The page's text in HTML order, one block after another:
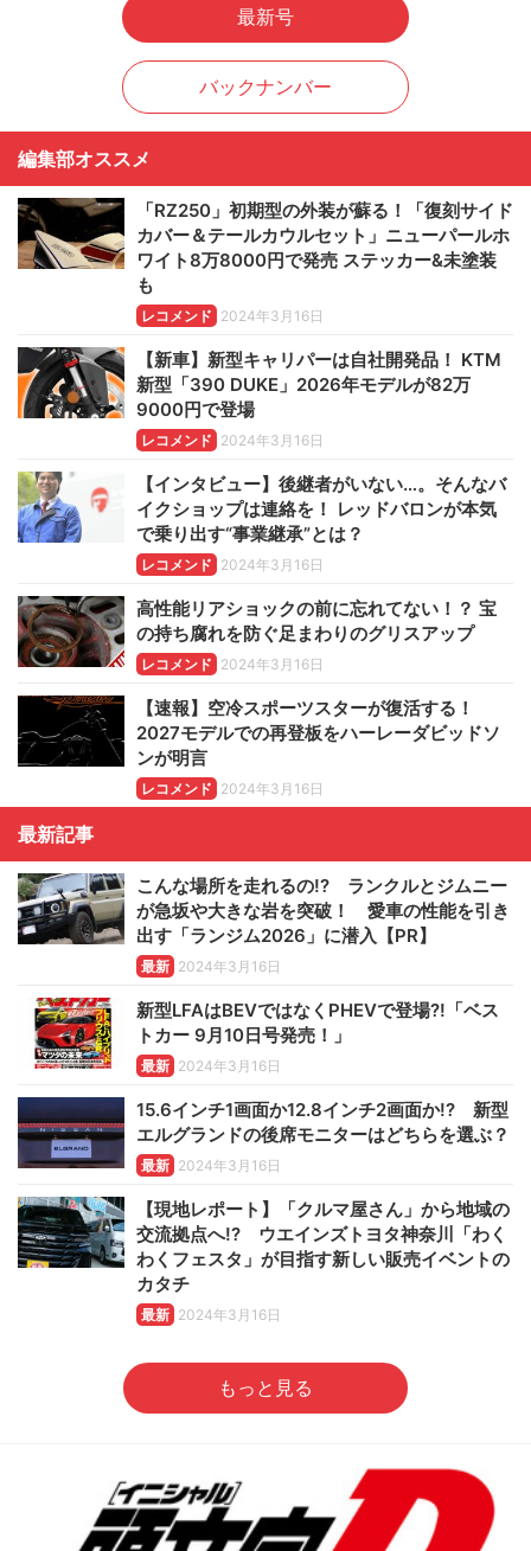
最新号
バックナンバー
編集部オススメ
「RZ250」初期型の外装が蘇る！「復刻サイド
カバー＆テールカウルセット」ニューパールホ
ワイト8万8000円で発売 ステッカー&未塗装
も
レコメンド 2024年3月16日
【新車】新型キャリパーは自社開発品！ KTM
新型「390 DUKE」2026年モデルが82万
9000円で登場
レコメンド 2024年3月16日
【インタビュー】後継者がいない…。そんなバ
イクショップは連絡を！ レッドバロンが本気
で乗り出す“事業継承”とは？
レコメンド 2024年3月16日
高性能リアショックの前に忘れてない！？ 宝
の持ち腐れを防ぐ足まわりのグリスアップ
レコメンド 2024年3月16日
【速報】空冷スポーツスターが復活する！
2027モデルでの再登板をハーレーダビッドソ
ンが明言
レコメンド 2024年3月16日
最新記事
こんな場所を走れるの!? ランクルとジムニー
が急坂や大きな岩を突破！ 愛車の性能を引き
出す「ランジム2026」に潜入【PR】
最新 2024年3月16日
新型LFAはBEVではなくPHEVで登場?!「ベス
トカー 9月10日号発売！」
最新 2024年3月16日
15.6インチ1画面か12.8インチ2画面か!? 新型
エルグランドの後席モニターはどちらを選ぶ？
最新 2024年3月16日
【現地レポート】「クルマ屋さん」から地域の
交流拠点へ!? ウエインズトヨタ神奈川「わく
わくフェスタ」が目指す新しい販売イベントの
カタチ
最新 2024年3月16日
もっと見る